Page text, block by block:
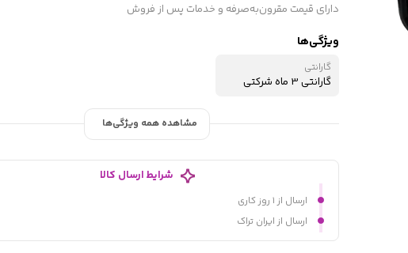
دارای قیمت مقرون‌به‌صرفه و خدمات پس از فروش
ویژگی‌ها
گارانتی
گارانتی 3 ماه شرکتی
مشاهده همه ویژگی‌ها
شرایط ارسال کالا
ارسال از ۱ روز کاری
ارسال از ایران تراک